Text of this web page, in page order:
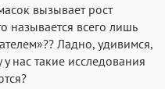
вызывает рост
называется всего лишь
Ладно, удивимся,
нас такие исследования